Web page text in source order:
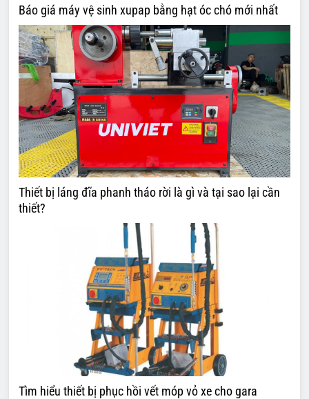
Báo giá máy vệ sinh xupap bằng hạt óc chó mới nhất
Thiết bị láng đĩa phanh tháo rời là gì và tại sao lại cần
thiết?
Tìm hiểu thiết bị phục hồi vết móp vỏ xe cho gara